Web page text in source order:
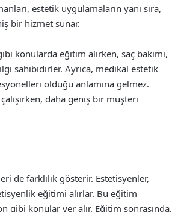
estetik uygulamaların yanı sıra,
bir hizmet sunar.
konularda eğitim alırken, saç bakımı,
sahibidirler. Ayrıca, medikal estetik
olduğu anlamına gelmez.
daha geniş bir müşteri
de farklılık gösterir. Estetisyenler,
eğitimi alırlar. Bu eğitim
gibi konular yer alır. Eğitim sonrasında,